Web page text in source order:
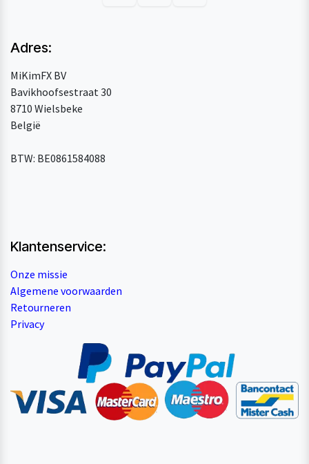
Adres:
MiKimFX BV
Bavikhoofsestraat 30
8710 Wielsbeke
België
BTW: BE0861584088
Klantenservice:
Onze missie
Algemene voorwaarden
Retourneren
Privacy